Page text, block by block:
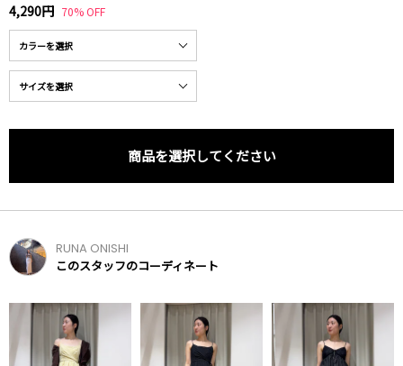
4,290円 70% OFF
商品を選択してください
RUNA ONISHI
このスタッフのコーディネート